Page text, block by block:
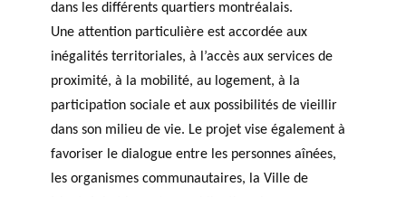
dans les différents quartiers montréalais.
Une attention particulière est accordée aux
inégalités territoriales, à l’accès aux services de
proximité, à la mobilité, au logement, à la
participation sociale et aux possibilités de vieillir
dans son milieu de vie. Le projet vise également à
favoriser le dialogue entre les personnes aînées,
les organismes communautaires, la Ville de